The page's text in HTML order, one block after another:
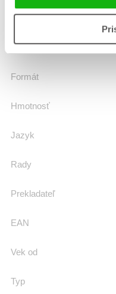
Dátum vydania
Formát
Hmotnosť
Jazyk
Rady
Prekladateľ
EAN
Vek od
Typ